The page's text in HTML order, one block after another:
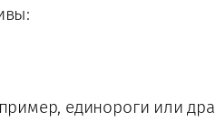
единороги или